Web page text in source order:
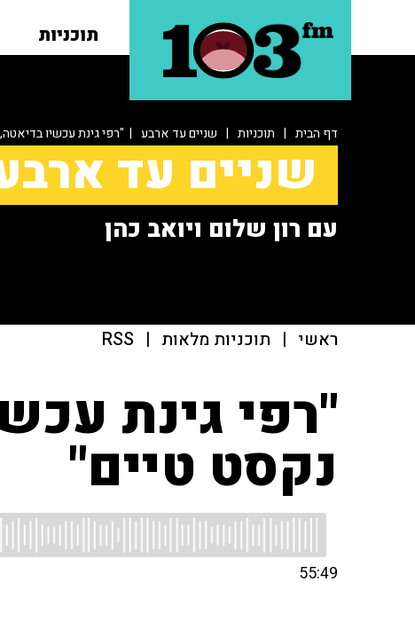
תוכניות
דף הבית | תוכניות | שניים עד ארבע | "רפי גינת עכשיו
שניים עד
עם רון שלום ויואב כהן
ראשי | תוכניות מלאות |
RSS
"רפי גינת
נקסט טיים"
55:49